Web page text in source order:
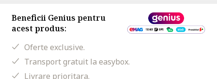
Beneficii Genius pentru
acest produs:
Oferte exclusive.
Transport gratuit la easybox.
Livrare prioritara.